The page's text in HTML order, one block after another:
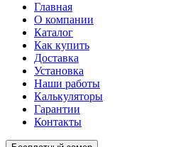
Главная
О компании
Каталог
Как купить
Доставка
Установка
Наши работы
Калькуляторы
Гарантии
Контакты